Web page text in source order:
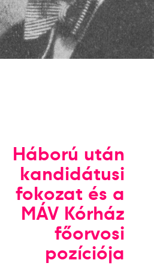
Háború után
kandidátusi
fokozat és a
MÁV Kórház
főorvosi
pozíciója